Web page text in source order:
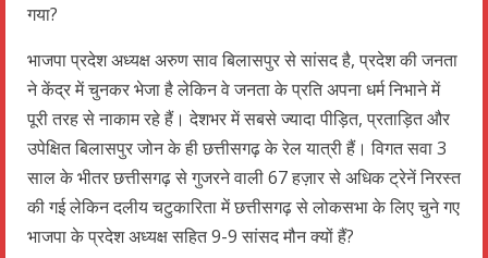
गया?
भाजपा प्रदेश अध्यक्ष अरुण साव बिलासपुर से सांसद है, प्रदेश की जनता
ने केंद्र में चुनकर भेजा है लेकिन वे जनता के प्रति अपना धर्म निभाने में
पूरी तरह से नाकाम रहे हैं। देशभर में सबसे ज्यादा पीड़ित, प्रताड़ित और
उपेक्षित बिलासपुर जोन के ही छत्तीसगढ़ के रेल यात्री हैं। विगत सवा 3
साल के भीतर छत्तीसगढ़ से गुजरने वाली 67 हज़ार से अधिक ट्रेनें निरस्त
की गई लेकिन दलीय चटुकारिता में छत्तीसगढ़ से लोकसभा के लिए चुने गए
भाजपा के प्रदेश अध्यक्ष सहित 9-9 सांसद मौन क्यों हैं?